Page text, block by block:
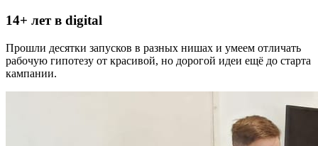
14+ лет в digital
Прошли десятки запусков в разных нишах и умеем отличать
рабочую гипотезу от красивой, но дорогой идеи ещё до старта
кампании.